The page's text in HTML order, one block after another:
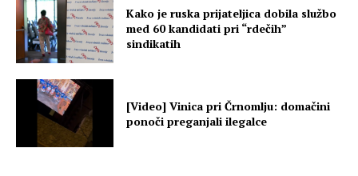
Kako je ruska prijateljica dobila službo
med 60 kandidati pri “rdečih”
sindikatih
[Video] Vinica pri Črnomlju: domačini
ponoči preganjali ilegalce